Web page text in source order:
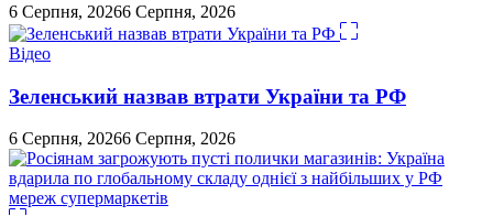
6 Серпня, 20266 Серпня, 2026
Відео
Зеленський назвав втрати України та РФ
6 Серпня, 20266 Серпня, 2026